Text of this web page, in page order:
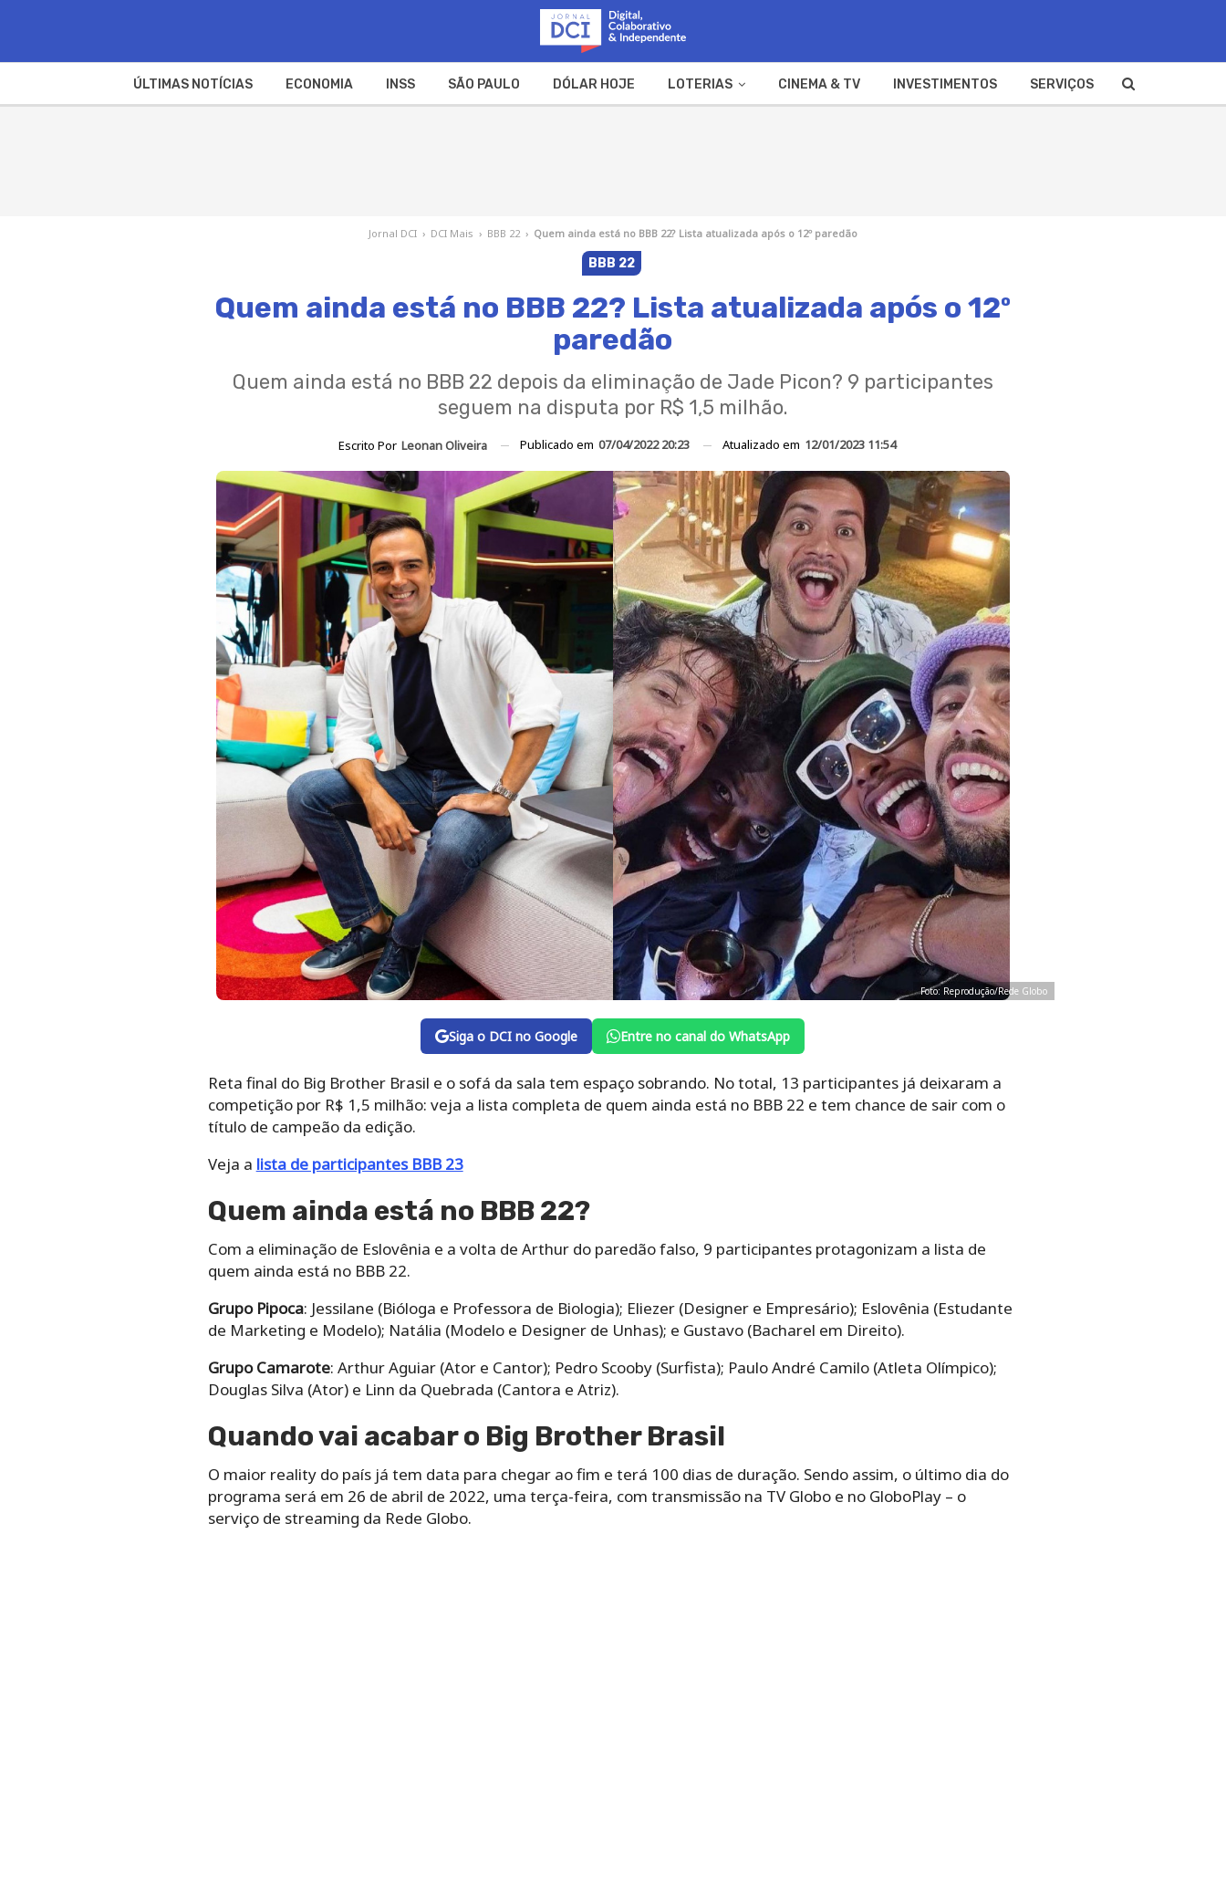
ÚLTIMAS NOTÍCIAS ECONOMIA INSS SÃO PAULO DÓLAR HOJE LOTERIAS CINEMA & TV INVESTIMENTOS SERVIÇOS
Jornal DCI › DCI Mais › BBB 22 › Quem ainda está no BBB 22? Lista atualizada após o 12º paredão
BBB 22
Quem ainda está no BBB 22? Lista atualizada após o 12º
paredão
Quem ainda está no BBB 22 depois da eliminação de Jade Picon? 9 participantes
seguem na disputa por R$ 1,5 milhão.
Escrito Por Leonan Oliveira Publicado em 07/04/2022 20:23 Atualizado em 12/01/2023 11:54
Foto: Reprodução/Rede Globo
Siga o DCI no Google Entre no canal do WhatsApp
Reta final do Big Brother Brasil e o sofá da sala tem espaço sobrando. No total, 13 participantes já deixaram a
competição por R$ 1,5 milhão: veja a lista completa de quem ainda está no BBB 22 e tem chance de sair com o
título de campeão da edição.
Veja a lista de participantes BBB 23
Quem ainda está no BBB 22?
Com a eliminação de Eslovênia e a volta de Arthur do paredão falso, 9 participantes protagonizam a lista de
quem ainda está no BBB 22.
Grupo Pipoca: Jessilane (Bióloga e Professora de Biologia); Eliezer (Designer e Empresário); Eslovênia (Estudante
de Marketing e Modelo); Natália (Modelo e Designer de Unhas); e Gustavo (Bacharel em Direito).
Grupo Camarote: Arthur Aguiar (Ator e Cantor); Pedro Scooby (Surfista); Paulo André Camilo (Atleta Olímpico);
Douglas Silva (Ator) e Linn da Quebrada (Cantora e Atriz).
Quando vai acabar o Big Brother Brasil
O maior reality do país já tem data para chegar ao fim e terá 100 dias de duração. Sendo assim, o último dia do
programa será em 26 de abril de 2022, uma terça-feira, com transmissão na TV Globo e no GloboPlay – o
serviço de streaming da Rede Globo.